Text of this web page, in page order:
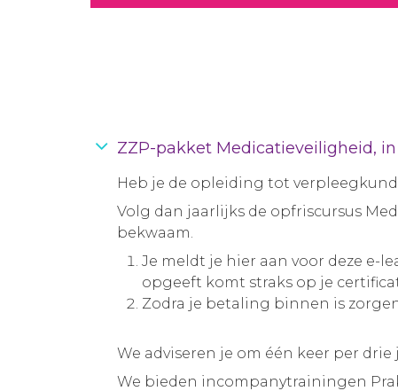
ZZP-pakket Medicatieveiligheid,
Heb je de opleiding tot
Volg dan jaarlijks de opfriscursus
bekwaam.
Je meldt je hier aan voor deze e-
opgeeft komt straks op je
Zodra je betaling binnen is
We adviseren je om één keer per
We bieden incompanytrainingen